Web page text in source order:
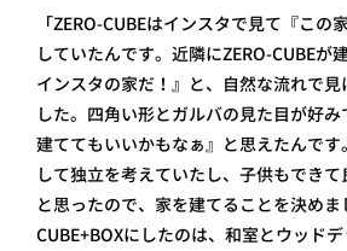
「ZERO-CUBEはインスタで見て『この
していたんです。近隣にZERO-CUBEが
インスタの家だ！』と、自然な流れで見
した。四角い形とガルバの見た目が好み
建ててもいいかもなぁ』と思えたんです
して独立を考えていたし、子供もでき
と思ったので、家を建てることを決めま
CUBE+BOXにしたのは、和室とウッド